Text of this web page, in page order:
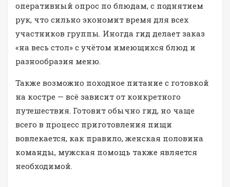
оперативный опрос по блюдам, с поднятием
рук, что сильно экономит время для всех
участников группы. Иногда гид делает заказ
«на весь стол» с учётом имеющихся блюд и
разнообразия меню.
Также возможно походное питание с готовкой
на костре — всё зависит от конкретного
путешествия. Готовит обычно гид, но чаще
всего в процесс приготовления пищи
вовлекается, как правило, женская половина
команды, мужская помощь также является
необходимой.